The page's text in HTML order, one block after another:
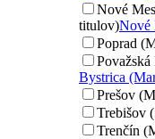
Nové
titulov)Nové
Poprad
Bystrica
Prešov
Trebišov
Trenčín